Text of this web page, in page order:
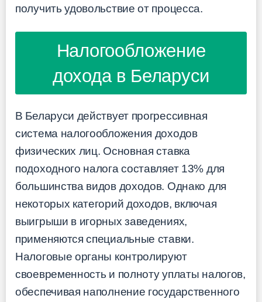
получить удовольствие от процесса.
Налогообложение
дохода в Беларуси
В Беларуси действует прогрессивная
система налогообложения доходов
физических лиц. Основная ставка
подоходного налога составляет 13% для
большинства видов доходов. Однако для
некоторых категорий доходов, включая
выигрыши в игорных заведениях,
применяются специальные ставки.
Налоговые органы контролируют
своевременность и полноту уплаты налогов,
обеспечивая наполнение государственного